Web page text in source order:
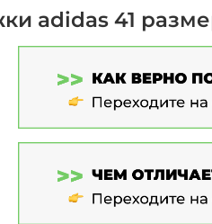
adidas 41